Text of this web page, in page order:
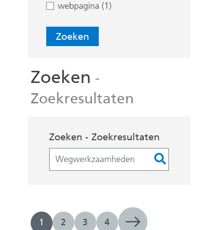
webpagina (1)
Zoeken
Zoeken -
Zoekresultaten
Zoekopdracht
Zoeken - Zoekresultaten
1 2 3 4